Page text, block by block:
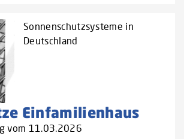
Sonnenschutzsysteme in
Deutschland
Einfamilienhaus
vom 11.03.2026